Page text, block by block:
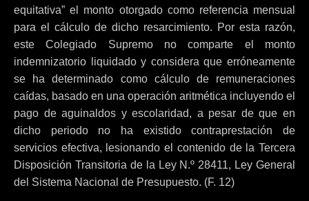
equitativa” el monto otorgado como referencia mensual
para el cálculo de dicho resarcimiento. Por esta razón,
este Colegiado Supremo no comparte el monto
indemnizatorio liquidado y considera que erróneamente
se ha determinado como cálculo de remuneraciones
caídas, basado en una operación aritmética incluyendo el
pago de aguinaldos y escolaridad, a pesar de que en
dicho periodo no ha existido contraprestación de
servicios efectiva, lesionando el contenido de la Tercera
Disposición Transitoria de la Ley N.º 28411, Ley General
del Sistema Nacional de Presupuesto. (F. 12)